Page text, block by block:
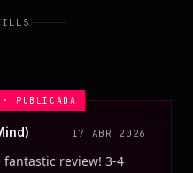
· PUBLICADA
17 ABR 2026
review! 3-4